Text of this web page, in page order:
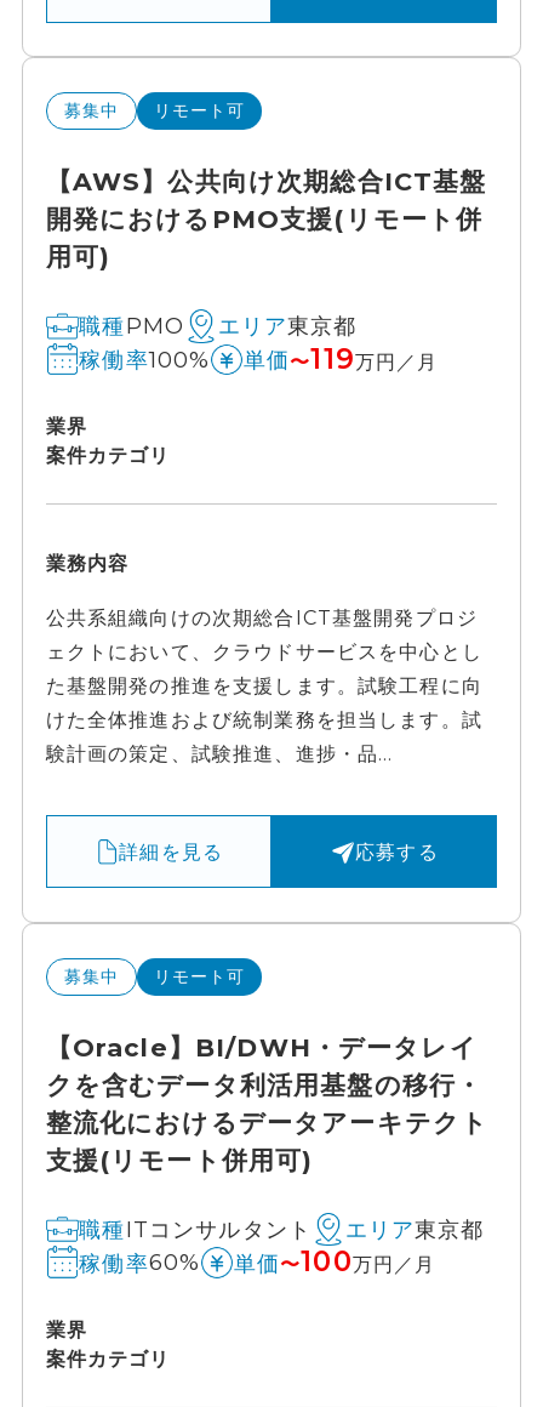
募集中 リモート可
【AWS】公共向け次期総合ICT基盤
開発におけるPMO支援(リモート併
用可)
職種PMO エリア東京都
稼働率100% 単価〜119万円／月
業界
案件カテゴリ
業務内容
公共系組織向けの次期総合ICT基盤開発プロジ
ェクトにおいて、クラウドサービスを中心とし
た基盤開発の推進を支援します。試験工程に向
けた全体推進および統制業務を担当します。試
験計画の策定、試験推進、進捗・品...
詳細を見る 応募する
募集中 リモート可
【Oracle】BI/DWH・データレイ
クを含むデータ利活用基盤の移行・
整流化におけるデータアーキテクト
支援(リモート併用可)
職種ITコンサルタント エリア東京都
稼働率60% 単価〜100万円／月
業界
案件カテゴリ